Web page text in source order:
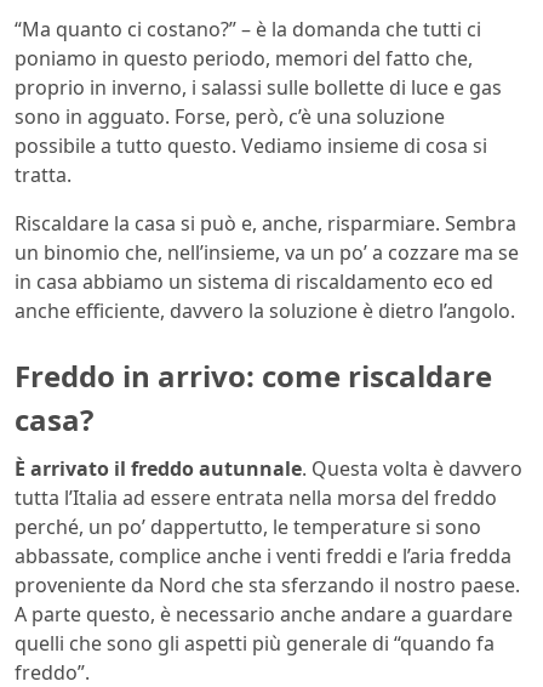
“Ma quanto ci costano?” – è la domanda che tutti ci
poniamo in questo periodo, memori del fatto che,
proprio in inverno, i salassi sulle bollette di luce e gas
sono in agguato. Forse, però, c’è una soluzione
possibile a tutto questo. Vediamo insieme di cosa si
tratta.
Riscaldare la casa si può e, anche, risparmiare. Sembra
un binomio che, nell’insieme, va un po’ a cozzare ma se
in casa abbiamo un sistema di riscaldamento eco ed
anche efficiente, davvero la soluzione è dietro l’angolo.
Freddo in arrivo: come riscaldare
casa?
È arrivato il freddo autunnale. Questa volta è davvero
tutta l’Italia ad essere entrata nella morsa del freddo
perché, un po’ dappertutto, le temperature si sono
abbassate, complice anche i venti freddi e l’aria fredda
proveniente da Nord che sta sferzando il nostro paese.
A parte questo, è necessario anche andare a guardare
quelli che sono gli aspetti più generale di “quando fa
freddo”.